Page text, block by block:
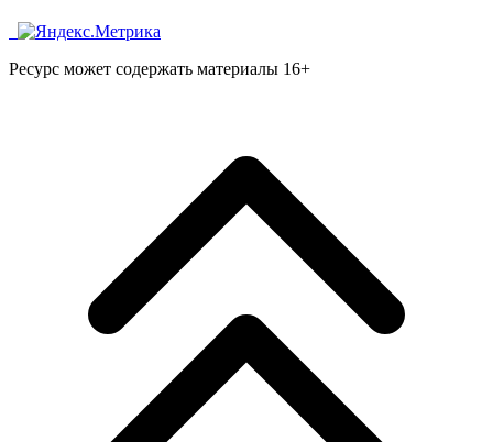
Ресурс может содержать материалы 16+